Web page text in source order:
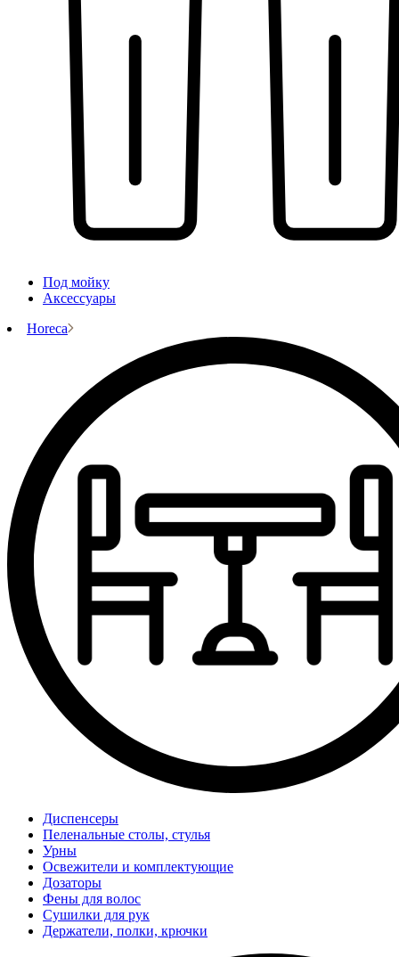
Под мойку
Аксессуары
Horeca
Диспенсеры
Пеленальные столы, стулья
Урны
Освежители и комплектующие
Дозаторы
Фены для волос
Сушилки для рук
Держатели, полки, крючки